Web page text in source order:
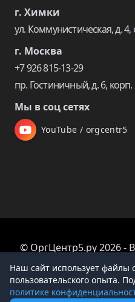
г. Химки
ул. Коммунистическая, д. 4,
г. Москва
+7 926 815-13-29
пр. Гостиничный, д. 6, корп.
Мы в соц сетях
YouTube / orgcentr5
© ОргЦентр5.ру 2026 -
Царева
Наш сайт использует файлы
пользовательского опыта.
политике